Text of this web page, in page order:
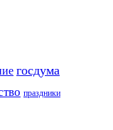
госдума
праздники